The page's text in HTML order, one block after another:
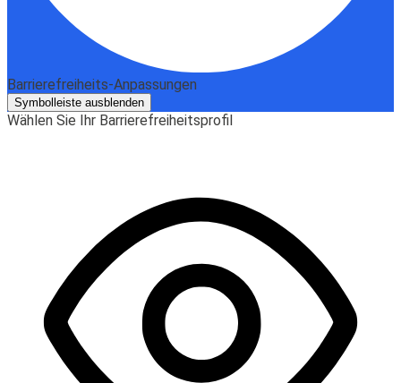
Barrierefreiheits-Anpassungen
Symbolleiste ausblenden
Wählen Sie Ihr Barrierefreiheitsprofil